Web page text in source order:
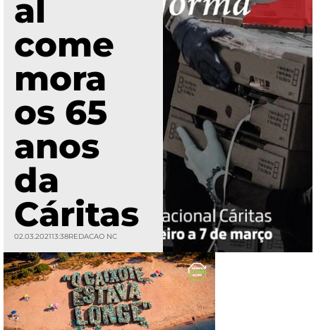
al
come
mora
os 65
anos
da
Cáritas
02.03.202113:38REDACAO NC